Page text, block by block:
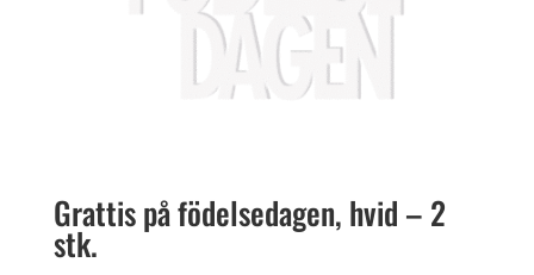
Grattis på födelsedagen, hvid – 2
stk.